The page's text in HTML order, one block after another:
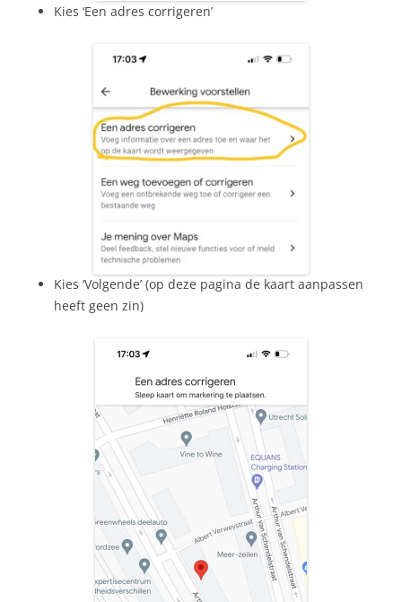
Kies ‘Een adres corrigeren’
Kies ‘Volgende’ (op deze pagina de kaart aanpassen
heeft geen zin)